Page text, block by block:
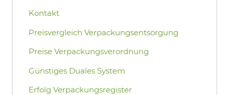
Kontakt
Preisvergleich Verpackungsentsorgung
Preise Verpackungsverordnung
Günstiges Duales System
Erfolg Verpackungsregister